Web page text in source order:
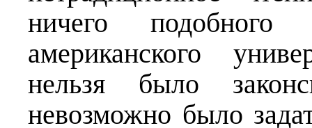
ничего
американского
нельзя было
невозможно было